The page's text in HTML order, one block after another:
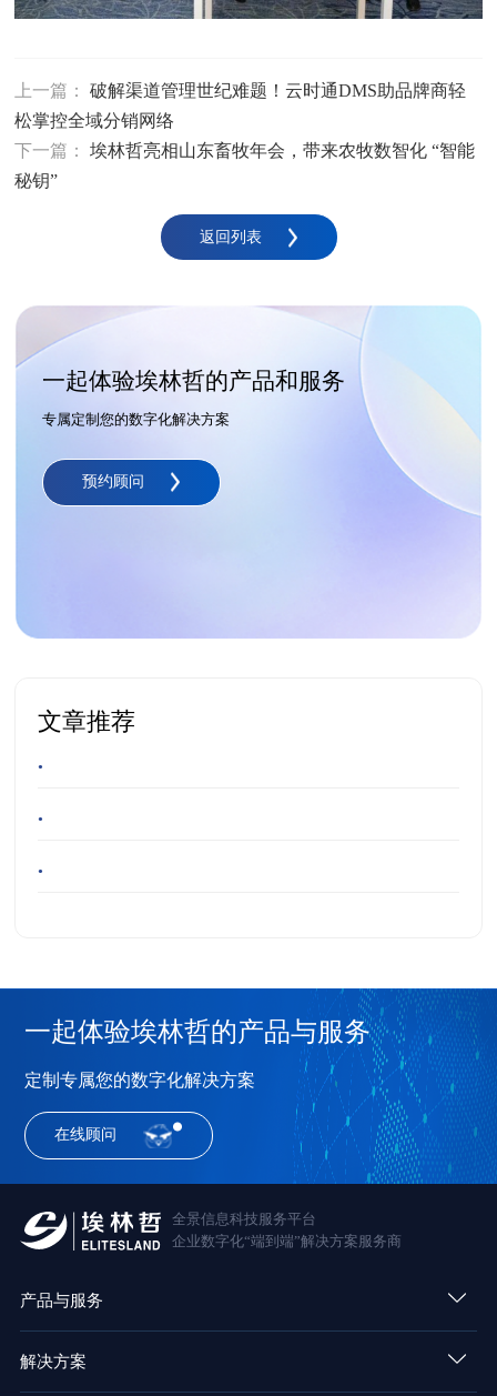
上一篇： 破解渠道管理世纪难题！云时通DMS助品牌商轻
松掌控全域分销网络
下一篇： 埃林哲亮相山东畜牧年会，带来农牧数智化 “智能
秘钥”
返回列表
一起体验埃林哲的产品和服务
专属定制您的数字化解决方案
预约顾问
文章推荐
•
•
•
一起体验埃林哲的产品与服务
定制专属您的数字化解决方案
在线顾问
全景信息科技服务平台
企业数字化“端到端”解决方案服务商
产品与服务
解决方案